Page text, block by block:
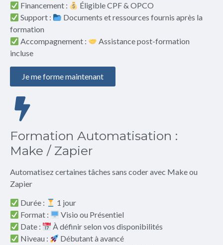
Financement :
Éligible CPF & OPCO
Support :
Documents et ressources fournis après la
formation
Accompagnement :
Assistance post-formation
incluse
Je me forme maintenant
Formation Automatisation :
Make / Zapier
Automatisez certaines tâches sans coder avec Make ou
Zapier
Durée :
1 jour
Format :
Visio ou Présentiel
Date :
À définir selon vos disponibilités
Niveau :
Débutant à avancé